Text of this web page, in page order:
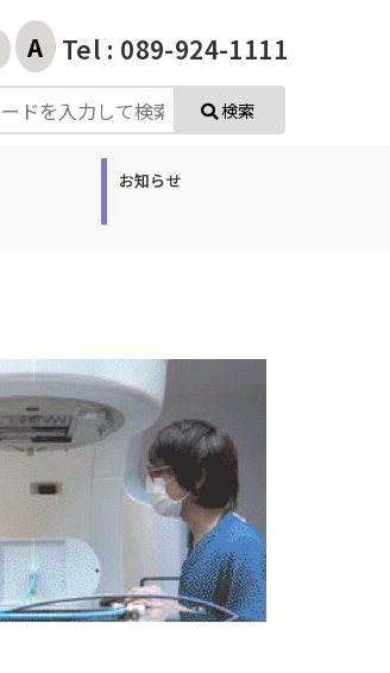
A Tel : 089-924-1111
検索
お知らせ